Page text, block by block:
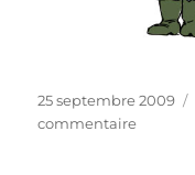
Publié
le
25 septembre 2009
commentairesur